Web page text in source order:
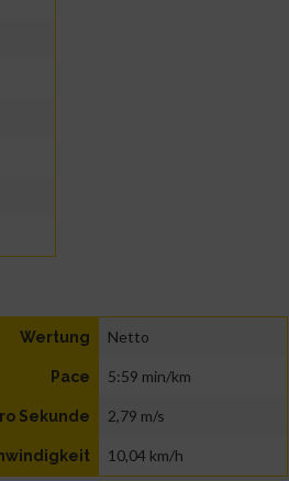
Wertung Netto
Pace 5:59 min/km
Sekunde 2,79 m/s
10,04 km/h